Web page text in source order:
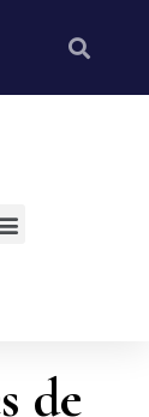
de